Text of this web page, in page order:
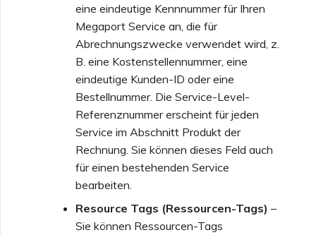
eine eindeutige Kennnummer für Ihren
Megaport Service an, die für
Abrechnungszwecke verwendet wird, z.
B. eine Kostenstellennummer, eine
eindeutige Kunden-ID oder eine
Bestellnummer. Die Service-Level-
Referenznummer erscheint für jeden
Service im Abschnitt Produkt der
Rechnung. Sie können dieses Feld auch
für einen bestehenden Service
bearbeiten.
Resource Tags (Ressourcen-Tags) –
Sie können Ressourcen-Tags